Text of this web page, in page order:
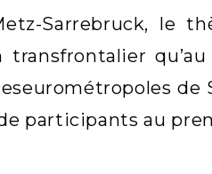
Sarrebruck, le
qu’au
de
participants au